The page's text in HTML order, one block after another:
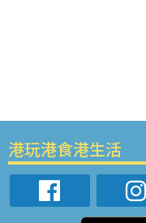
港玩港食港生活